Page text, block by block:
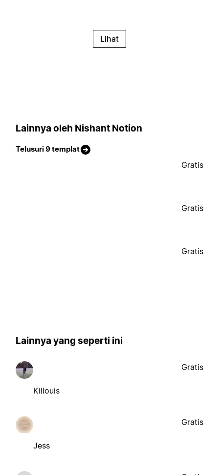
Lihat
Lainnya oleh Nishant Notion
Telusuri 9 templat
Gratis
Gratis
Gratis
Lainnya yang seperti ini
Killouis
Gratis
Jess
Gratis